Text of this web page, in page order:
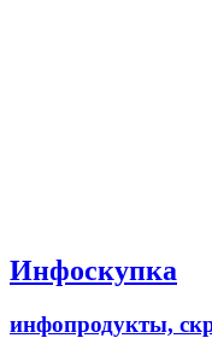
Инфоскупка
инфопродукты,